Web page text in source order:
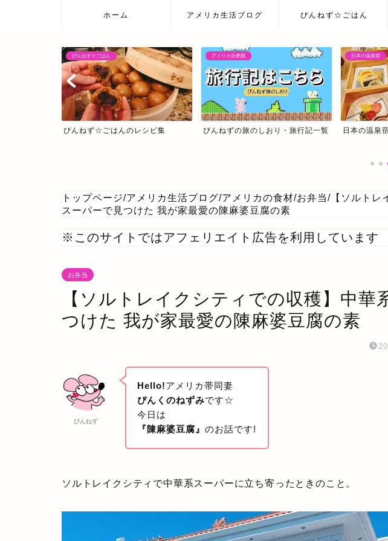
ホーム アメリカ生活ブログ ぴんねず☆ごはん
アメリカ合衆国
ぴんねずの旅のしおり・旅行記一覧
日本の温泉宿
日本の温泉宿
ぴんねず米国株
ぴんねず米
トップページ/アメリカ生活ブログ/アメリカの食材/お弁当/ 【ソルト
スーパーで見つけた 我が家最愛の陳麻婆豆腐の素
※このサイトではアフェリエイト広告を利用しています
お弁当
【ソルトレイクシティでの収穫】中華
つけた 我が家最愛の陳麻婆豆腐の素
ぴんねず
Hello!アメリカ帯同妻
ぴんくのねずみです☆
今日は
『陳麻婆豆腐』のお話です!
ソルトレイクシティで中華系スーパーに立ち寄ったときのこと。